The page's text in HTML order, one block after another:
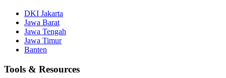
DKI Jakarta
Jawa Barat
Jawa Tengah
Jawa Timur
Banten
Tools & Resources